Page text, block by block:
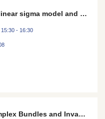
Hyperbolic O(N) linear sigma model and its mean-field limit
- 16:30
Curvature of Complex Bundles and Invariant Subspaces Operators